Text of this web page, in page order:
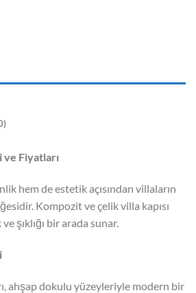
ve Fiyatları
hem de estetik açısından villaların
Kompozit ve çelik villa kapısı
şıklığı bir arada sunar.
ahşap dokulu yüzeyleriyle modern bir